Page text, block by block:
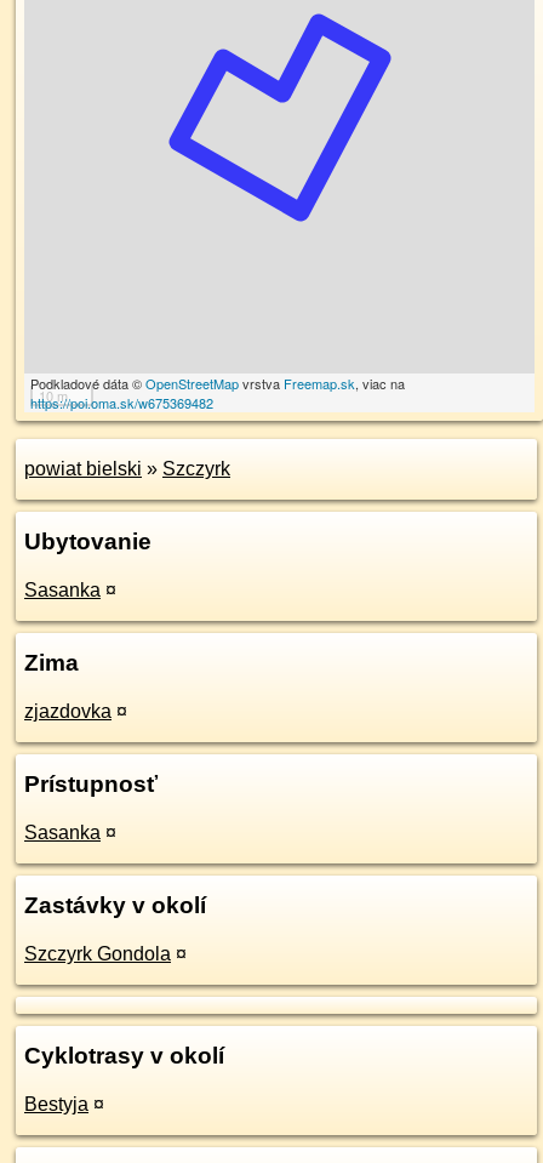
10 m
Podkladové dáta ©OpenStreetMapvrstva Freemap.sk, viac na
https://poi.oma.sk/w675369482
powiat bielski » Szczyrk
Ubytovanie
Sasanka ¤
Zima
zjazdovka ¤
Prístupnosť
Sasanka ¤
Zastávky v okolí
Szczyrk Gondola ¤
Cyklotrasy v okolí
Bestyja ¤